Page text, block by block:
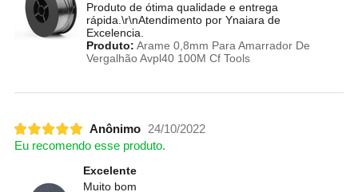
Produto de ótima qualidade e entrega
rápida.\r\nAtendimento por Ynaiara de
Excelencia.
Produto: Arame 0,8mm Para Amarrador De
Vergalhão Avpl40 100M Cf Tools
Anônimo
24/10/2022
Eu recomendo esse produto.
Excelente
Muito bom